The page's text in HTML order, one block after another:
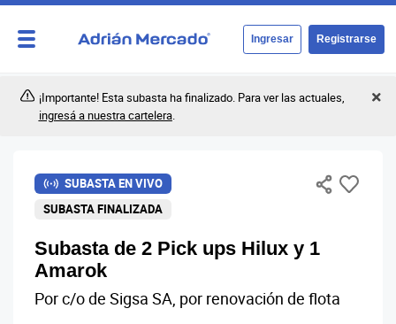
Ingresar Registrarse
¡Importante! Esta subasta ha finalizado. Para ver las actuales,
ingresá a nuestra cartelera.
Subasta de 2 Pick ups Hilux y 1
Amarok
SUBASTA EN VIVO
SUBASTA FINALIZADA
Por c/o de Sigsa SA, por renovación de flota